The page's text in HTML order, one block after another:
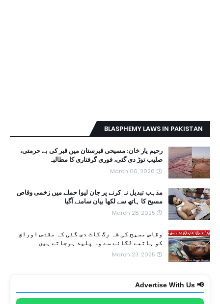
BLASPHEMY LAWS IN PAKISTAN
رحیم یار خان: مسیحی قبرستان میں قبر کی بے حرمتی،
صلیب توڑ دی گئی، فوری گرفتاری کا مطالبہ
March 06, 2026
مذہب تبدیل نہ کرنے پر جان لیوا حملے میں زخمی وقاص
مسیح کا ہاتھ سے لکھا بیان سامنے آگیا
March 28, 2025
وقاص مسیح کی شہ رگ کاٹ دی گئی کہ مقدس اوراق
کو ہاتھے لگانے سے وہ پلید ہوجاتے ہیں
March 23, 2025
📢 Advertise With Us